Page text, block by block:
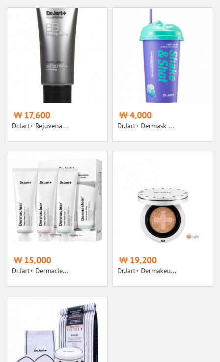
17,600
Dr.Jart+ Rejuvena...
4,000
Dr.Jart+ Dermask ...
15,000
Dr.Jart+ Dermacle...
19,200
Dr.Jart+ Dermakeu...